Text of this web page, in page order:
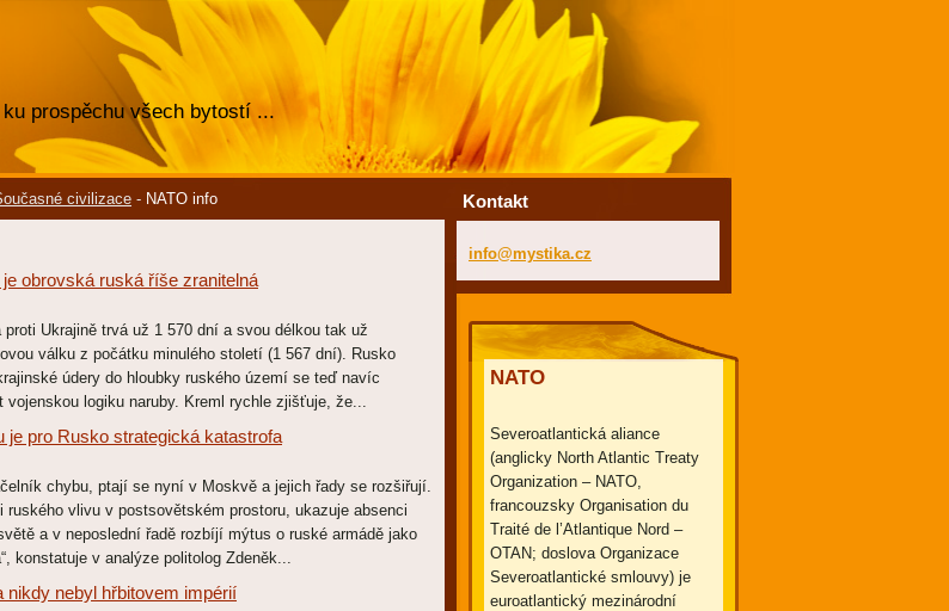
prospěchu všech bytostí ...
civilizace - NATO info
obrovská ruská říše zranitelná
proti Ukrajině trvá už 1 570 dní a svou délkou tak už
válku z počátku minulého století (1 567 dní). Rusko
údery do hloubky ruského území se teď navíc
vojenskou logiku naruby. Kreml rychle zjišťuje, že...
je pro Rusko strategická katastrofa
chybu, ptají se nyní v Moskvě a jejich řady se rozšiřují.
ruského vlivu v postsovětském prostoru, ukazuje absenci
a v neposlední řadě rozbíjí mýtus o ruské armádě jako
konstatuje v analýze politolog Zdeněk...
nikdy nebyl hřbitovem impérií
Kontakt
info@mystika.cz
NATO
Severoatlantická aliance
(anglicky North Atlantic Treaty
Organization – NATO,
francouzsky Organisation du
Traité de l’Atlantique Nord –
OTAN; doslova Organizace
Severoatlantické smlouvy) je
euroatlantický mezinárodní